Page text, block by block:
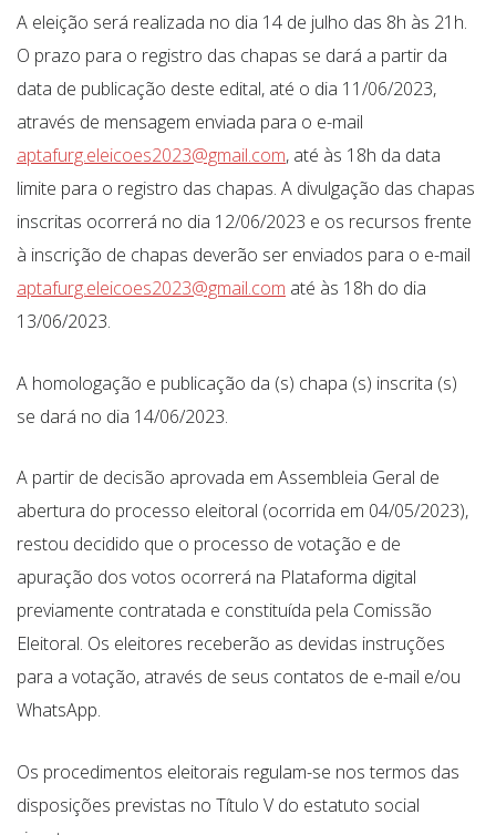
A eleição será realizada no dia 14 de julho das 8h às 21h.
O prazo para o registro das chapas se dará a partir da
data de publicação deste edital, até o dia 11/06/2023,
através de mensagem enviada para o e-mail
aptafurg.eleicoes2023@gmail.com, até às 18h da data
limite para o registro das chapas. A divulgação das chapas
inscritas ocorrerá no dia 12/06/2023 e os recursos frente
à inscrição de chapas deverão ser enviados para o e-mail
aptafurg.eleicoes2023@gmail.com até às 18h do dia
13/06/2023.
A homologação e publicação da (s) chapa (s) inscrita (s)
se dará no dia 14/06/2023.
A partir de decisão aprovada em Assembleia Geral de
abertura do processo eleitoral (ocorrida em 04/05/2023),
restou decidido que o processo de votação e de
apuração dos votos ocorrerá na Plataforma digital
previamente contratada e constituída pela Comissão
Eleitoral. Os eleitores receberão as devidas instruções
para a votação, através de seus contatos de e-mail e/ou
WhatsApp.
Os procedimentos eleitorais regulam-se nos termos das
disposições previstas no Título V do estatuto social